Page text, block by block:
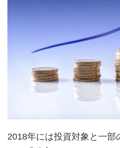
2018年には投資対象と一部